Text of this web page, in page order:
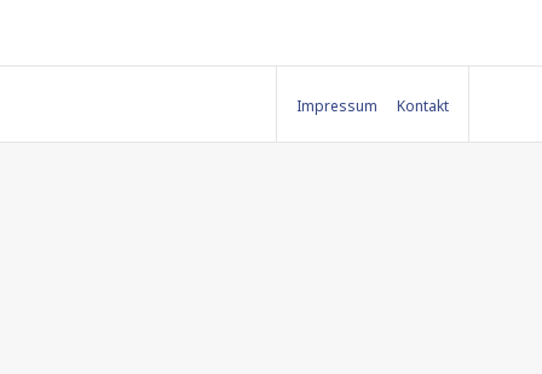
Impressum Kontakt